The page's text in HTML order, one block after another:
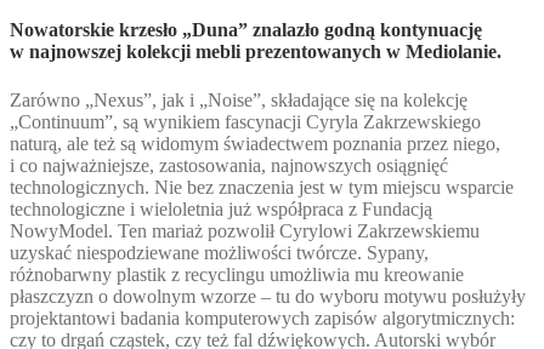
Nowatorskie krzesło „Duna” znalazło godną kontynuację
w najnowszej kolekcji mebli prezentowanych w Mediolanie.
Zarówno „Nexus”, jak i „Noise”, składające się na kolekcję
„Continuum”, są wynikiem fascynacji Cyryla Zakrzewskiego
naturą, ale też są widomym świadectwem poznania przez niego,
i co najważniejsze, zastosowania, najnowszych osiągnięć
technologicznych. Nie bez znaczenia jest w tym miejscu wsparcie
technologiczne i wieloletnia już współpraca z Fundacją
NowyModel. Ten mariaż pozwolił Cyrylowi Zakrzewskiemu
uzyskać niespodziewane możliwości twórcze. Sypany,
różnobarwny plastik z recyclingu umożliwia mu kreowanie
płaszczyzn o dowolnym wzorze – tu do wyboru motywu posłużyły
projektantowi badania komputerowych zapisów algorytmicznych:
czy to drgań cząstek, czy też fal dźwiękowych. Autorski wybór